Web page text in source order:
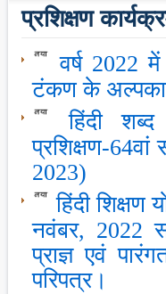
प्रशिक्षण
वर्ष 2022
टंकण के
हिंदी
प्रशिक्षण-
2023)
हिंदी
नवंबर, 2022
प्राज्ञ एवं
परिपत्र।